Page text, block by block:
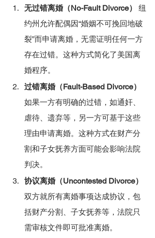
无过错离婚（No-Fault Divorce）
纽
约州允许配偶因“婚姻不可挽回地破
裂”而申请离婚，无需证明任何一方
存在过错。这种方式简化了美国离
婚程序。
过错离婚（Fault-Based Divorce）
如果一方有明确的过错，如通奸、
虐待、遗弃等，另一方可基于这些
理由申请离婚。这种方式在财产分
割和子女抚养方面可能会影响法院
判决。
协议离婚（Uncontested Divorce）
双方就所有离婚事项达成协议，包
括财产分割、子女抚养等，法院只
需审核文件即可批准离婚。